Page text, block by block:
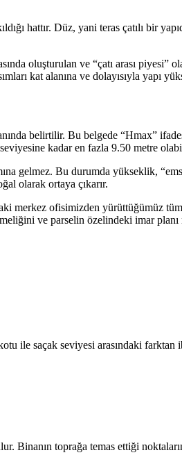
hattır. Düz, yani teras çatılı bir
oluşturulan ve “çatı arası piyesi”
kat alanına ve dolayısıyla yapı
belirtilir. Bu belgede “Hmax”
kadar en fazla 9.50 metre
gelmez. Bu durumda yükseklik,
olarak ortaya çıkarır.
merkez ofisimizden yürüttüğümüz
ve parselin özelindeki imar
ile saçak seviyesi arasındaki farktan
Binanın toprağa temas ettiği